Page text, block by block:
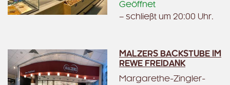
Geöffnet
– schließt um 20:00 Uhr.
MALZERS BACKSTUBE IM
REWE FREIDANK
Margarethe-Zingler-